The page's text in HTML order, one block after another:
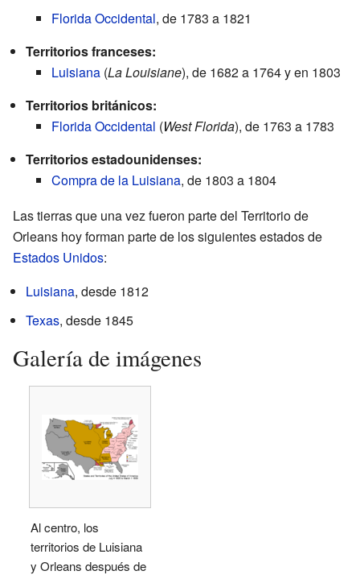
Florida Occidental, de 1783 a 1821
Territorios franceses:
Luisiana (La Louisiane), de 1682 a 1764 y en 1803
Territorios británicos:
Florida Occidental (West Florida), de 1763 a 1783
Territorios estadounidenses:
Compra de la Luisiana, de 1803 a 1804
Las tierras que una vez fueron parte del Territorio de
Orleans hoy forman parte de los siguientes estados de
Estados Unidos:
Luisiana, desde 1812
Texas, desde 1845
Galería de imágenes
Al centro, los
territorios de Luisiana
y Orleans después de